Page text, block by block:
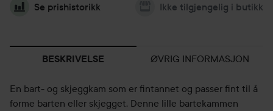
Se prishistorikk Ikke tilgjengelig i butikk
BESKRIVELSE ØVRIG INFORMASJON
En bart- og skjeggkam som er fintannet og passer fint til å
forme barten eller skjegget. Denne lille bartekammen